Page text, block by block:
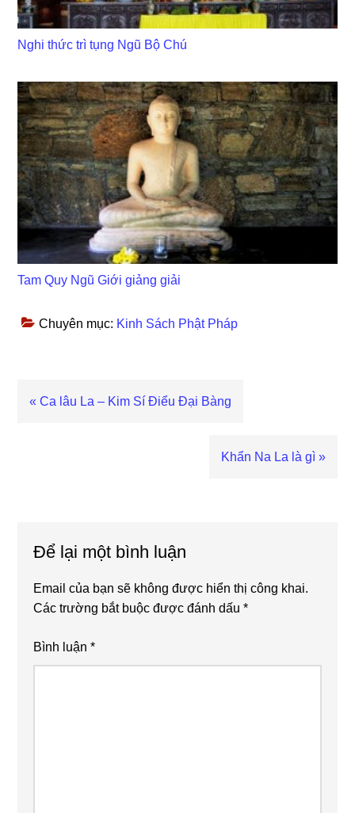
Nghi thức trì tụng Ngũ Bộ Chú
Tam Quy Ngũ Giới giảng giải
Chuyên mục: Kinh Sách Phật Pháp
Bài
« Ca lâu La – Kim Sí Điểu Đại Bàng
Bài
Khẩn Na La là gì »
Để lại một bình luận
Email của bạn sẽ không được hiển thị công khai.
Các trường bắt buộc được đánh dấu*
Bình luận*